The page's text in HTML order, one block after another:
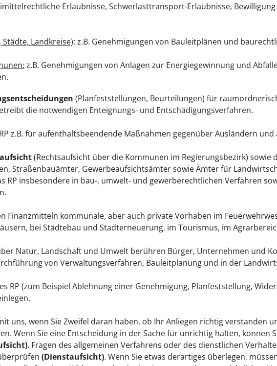
Erlaubnisse, Schwerlasttransport-Erlaubnisse,
Landkreise): z.B. Genehmigungen von Bauleitplänen und
z.B. Genehmigungen von Anlagen zur Energiegewinnung und
(Planfeststellungen, Beurteilungen) für
die notwendigen Enteignungs- und Entschädigungsverfahren.
z.B. für aufenthaltsbeendende Maßnahmen gegenüber Ausländern
(Rechtsaufsicht über die Kommunen im Regierungsbezirk) sowie
Straßenbauämter, Gewerbeaufsichtsämter sowie Ämter für
RP insbesondere in bau-, umwelt- und gewerberechtlichen Verfahren
Finanzmitteln kommunale, aber auch private Vorhaben im
bei Städtebau und Stadterneuerung, im Tourismus, im
Natur, Landschaft und Umwelt berühren Bürger, Unternehmen und
von Verwaltungsverfahren, Bauleitplanung und in der
RP (zum Beispiel Ablehnung einer Genehmigung, Planfeststellung,
uns, wenn Sie Zweifel daran haben, ob Ihr Anliegen richtig verstanden
Wenn Sie eine Entscheidung in der Sache für unrichtig halten, können
. Fragen des allgemeinen Verfahrens oder des dienstlichen
(Dienstaufsicht). Wenn Sie etwas derartiges überlegen,